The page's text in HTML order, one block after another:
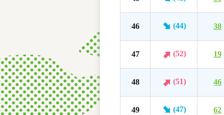
46 (44) 38
47 (52) 19
48 (51) 46
49 (47) 62